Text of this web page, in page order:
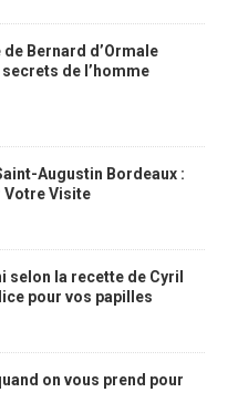
Bernard d’Ormale
de l’homme
Augustin Bordeaux :
Votre Visite
selon la recette de Cyril
pour vos papilles
on vous prend pour